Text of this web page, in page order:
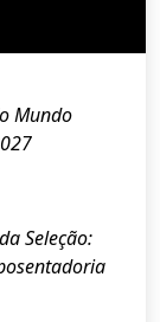
Mundo
Seleção: